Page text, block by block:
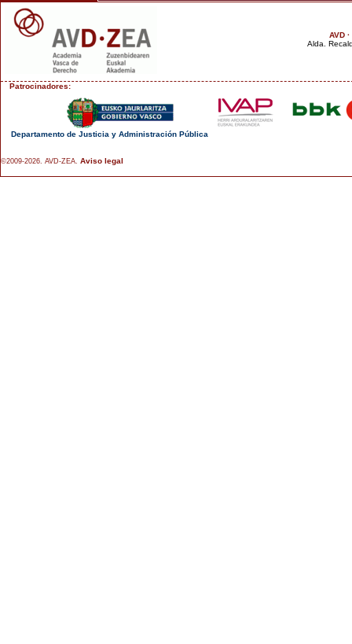
AVD
Alda.
Patrocinadores:
Departamento de Justicia y Administración Pública
©2009-2026. AVD-ZEA. Aviso legal